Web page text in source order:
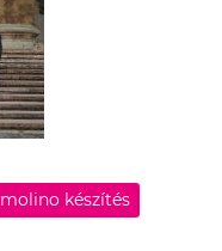
molino készítés